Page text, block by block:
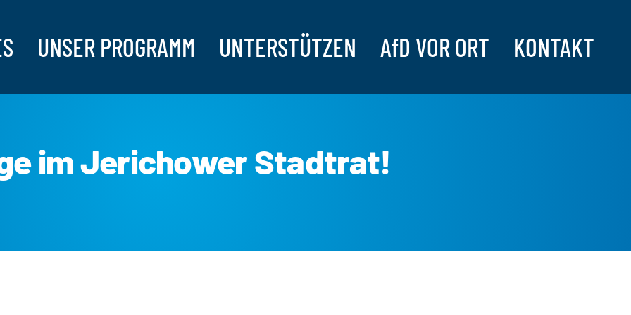
UNSER PROGRAMM UNTERSTÜTZEN AfD VOR ORT KONTAKT
im Jerichower Stadtrat!